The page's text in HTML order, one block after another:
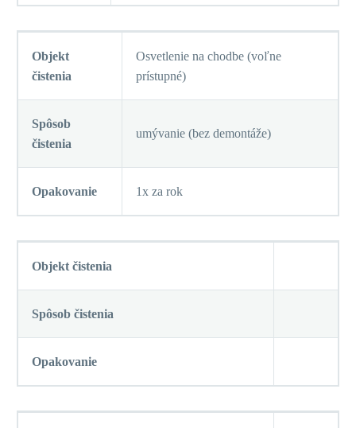
Objekt
čistenia
Osvetlenie na chodbe (voľne
prístupné)
Spôsob
čistenia
umývanie (bez demontáže)
Opakovanie 1x za rok
Objekt čistenia
Spôsob čistenia
Opakovanie